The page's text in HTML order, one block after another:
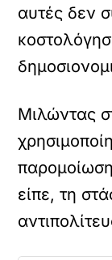
αυτές δεν
Μιλώντας
είπε, τη